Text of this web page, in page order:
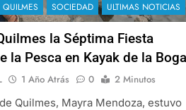
QUILMES SOCIEDAD ULTIMAS NOTICIAS
la Séptima Fiesta
la Pesca en Kayak de la Boga
1 Año Atrás 0
2 Minutos
Quilmes, Mayra Mendoza, estuvo